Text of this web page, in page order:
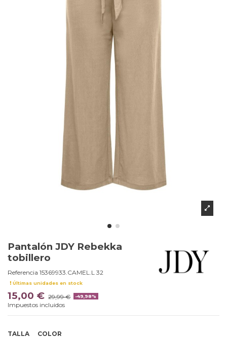
Pantalón JDY Rebekka
tobillero
Referencia 15369933.CAMEL.L 32
Últimas unidades en stock
15,00 € 29,99 € -49,98%
Impuestos incluidos
TALLA
COLOR